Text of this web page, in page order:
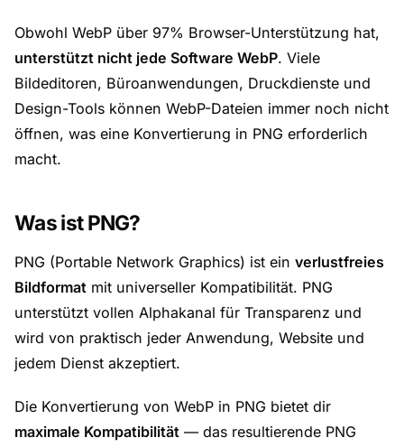
Obwohl WebP über 97% Browser-Unterstützung hat,
unterstützt nicht jede Software WebP. Viele
Bildeditoren, Büroanwendungen, Druckdienste und
Design-Tools können WebP-Dateien immer noch nicht
öffnen, was eine Konvertierung in PNG erforderlich
macht.
Was ist PNG?
PNG (Portable Network Graphics) ist ein verlustfreies
Bildformat mit universeller Kompatibilität. PNG
unterstützt vollen Alphakanal für Transparenz und
wird von praktisch jeder Anwendung, Website und
jedem Dienst akzeptiert.
Die Konvertierung von WebP in PNG bietet dir
maximale Kompatibilität — das resultierende PNG